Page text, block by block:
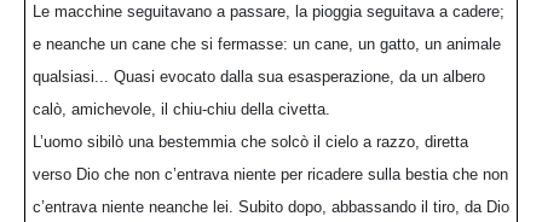
Le macchine seguitavano a passare, la pioggia seguitava a cadere;
e neanche un cane che si fermasse: un cane, un gatto, un animale
qualsiasi... Quasi evocato dalla sua esasperazione, da un albero
calò, amichevole, il chiu-chiu della civetta.
L’uomo sibilò una bestemmia che solcò il cielo a razzo, diretta
verso Dio che non c’entrava niente per ricadere sulla bestia che non
c’entrava niente neanche lei. Subito dopo, abbassando il tiro, da Dio